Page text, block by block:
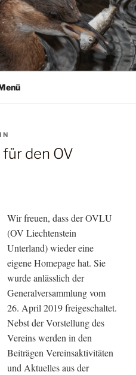
den OV
Wir freuen, dass der OVLU
(OV Liechtenstein
Unterland) wieder eine
eigene Homepage hat. Sie
wurde anlässlich der
Generalversammlung vom
26. April 2019 freigeschaltet.
Nebst der Vorstellung des
Vereins werden in den
Beiträgen Vereinsaktivitäten
und Aktuelles aus der